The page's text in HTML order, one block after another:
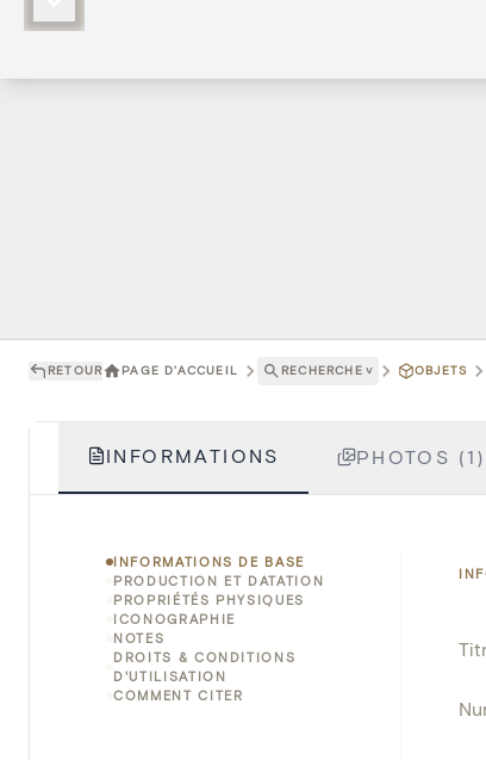
RETOUR PAGE D'ACCUEIL RECHERCHE ˅ OBJETS
INFORMATIONS PHOTOS (1)
INFORMATIONS DE BASE
PRODUCTION ET DATATION
PROPRIÉTÉS PHYSIQUES
ICONOGRAPHIE
NOTES
DROITS & CONDITIONS
D'UTILISATION
COMMENT CITER